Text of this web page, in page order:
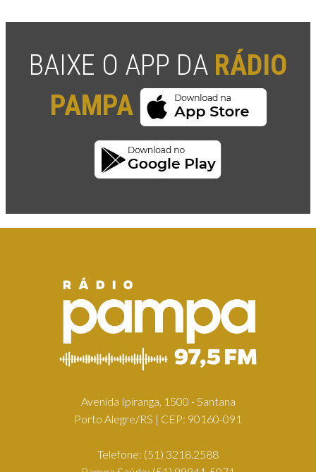
BAIXE O APP DA RÁDIO
PAMPA
Avenida Ipiranga, 1500 - Santana
Porto Alegre/RS | CEP: 90160-091
Telefone: (51) 3218.2588